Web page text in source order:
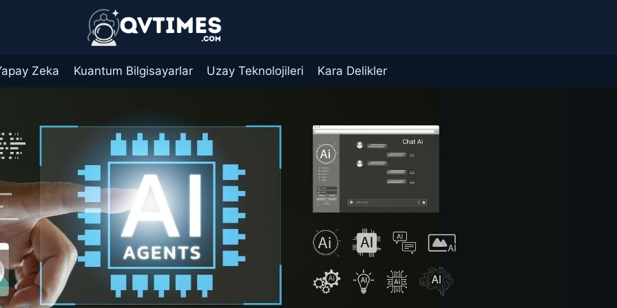
Zeka Kuantum Bilgisayarlar Uzay Teknolojileri Kara Delikler